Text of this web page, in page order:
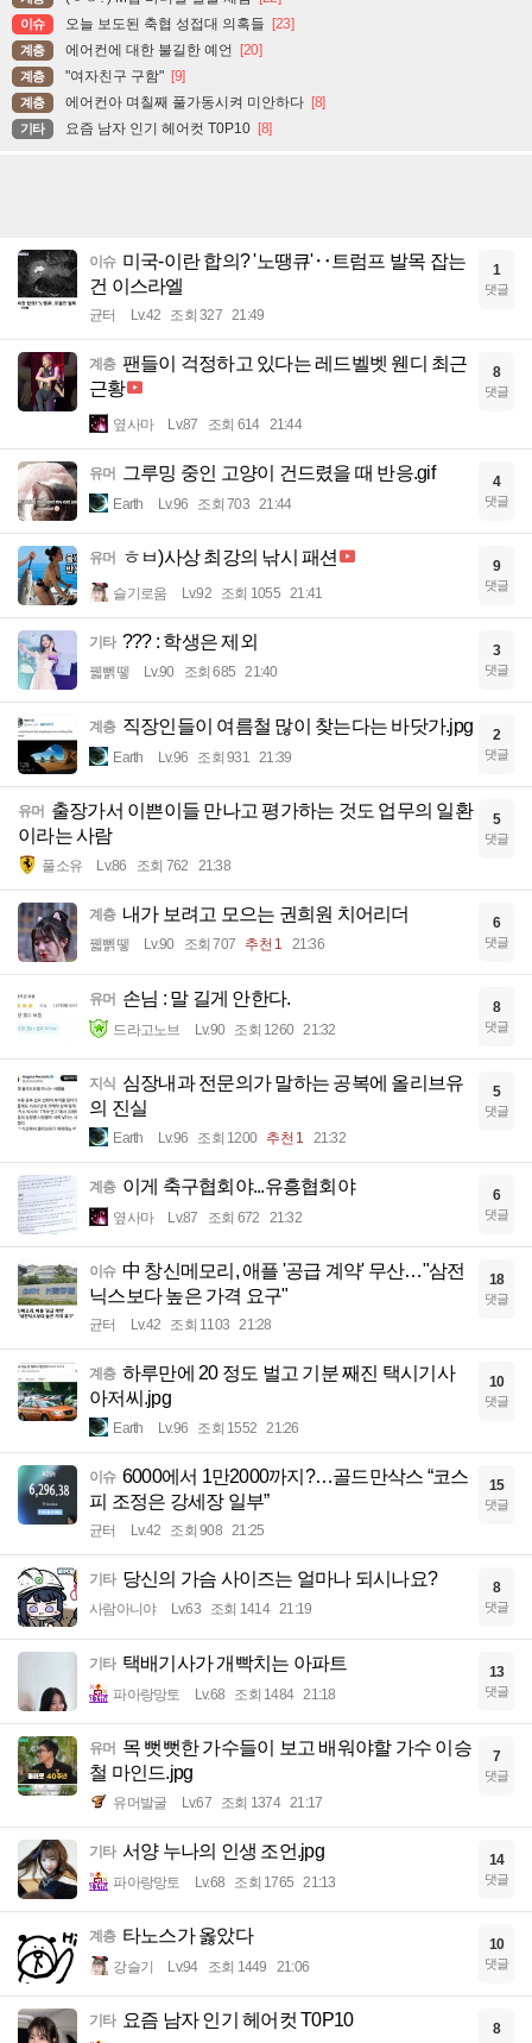
이슈 오늘 보도된 축협 성접대 의혹들 [23]
계층 에어컨에 대한 불길한 예언 [20]
계층 "여자친구 구함" [9]
계층 에어컨아 며칠째 풀가동시켜 미안하다 [8]
기타 요즘 남자 인기 헤어컷 T0P10 [8]
이슈 미국-이란 합의? '노땡큐'‥트럼프 발목 잡는
건 이스라엘
균터 Lv.42 조회 327 21:49
1
댓글
계층 팬들이 걱정하고 있다는 레드벨벳 웬디 최근
근황
옆사마 Lv.87 조회 614 21:44
8
댓글
유머 그루밍 중인 고양이 건드렸을 때 반응.gif
Earth Lv.96 조회 703 21:44
4
댓글
유머 ㅎㅂ)사상 최강의 낚시 패션
슬기로움 Lv.92 조회 1055 21:41
9
댓글
기타 ??? : 학생은 제외
꿻뻵뗗 Lv.90 조회 685 21:40
3
댓글
계층 직장인들이 여름철 많이 찾는다는 바닷가.jpg
Earth Lv.96 조회 931 21:39
2
댓글
유머 출장가서 이쁜이들 만나고 평가하는 것도 업무의 일환
이라는 사람
풀소유 Lv.86 조회 762 21:38
5
댓글
계층 내가 보려고 모으는 권희원 치어리더
꿻뻵뗗 Lv.90 조회 707 추천 1 21:36
6
댓글
유머 손님 : 말 길게 안한다.
드라고노브 Lv.90 조회 1260 21:32
8
댓글
지식
심장내과 전문의가 말하는 공복에 올리브유
의 진실
Earth Lv.96 조회 1200 추천 1 21:32
5
댓글
계층 이게 축구협회야...유흥협회야
옆사마 Lv.87 조회 672 21:32
6
댓글
이슈 中 창신메모리, 애플 '공급 계약' 무산…"삼전
닉스보다 높은 가격 요구"
균터 Lv.42 조회 1103 21:28
18
댓글
계층 하루만에 20 정도 벌고 기분 째진 택시기사
아저씨.jpg
Earth Lv.96 조회 1552 21:26
10
댓글
이슈 6000에서 1만2000까지?…골드만삭스 “코스
피 조정은 강세장 일부”
균터 Lv.42 조회 908 21:25
15
댓글
기타 당신의 가슴 사이즈는 얼마나 되시나요?
사람아니야 Lv.63 조회 1414 21:19
8
댓글
기타 택배기사가 개빡치는 아파트
파아랑망토 Lv.68 조회 1484 21:18
13
댓글
유머 목 뻣뻣한 가수들이 보고 배워야할 가수 이승
철 마인드.jpg
유머발굴 Lv.67 조회 1374 21:17
7
댓글
기타 서양 누나의 인생 조언.jpg
파아랑망토 Lv.68 조회 1765 21:13
14
댓글
계층 타노스가 옳았다
강슬기 Lv.94 조회 1449 21:06
10
댓글
기타 요즘 남자 인기 헤어컷 T0P10 8